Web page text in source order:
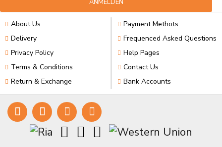
ANMELDEN
About Us
Delivery
Privacy Policy
Terms & Conditions
Return & Exchange
Payment Methots
Frequenced Asked Questions
Help Pages
Contact Us
Bank Accounts